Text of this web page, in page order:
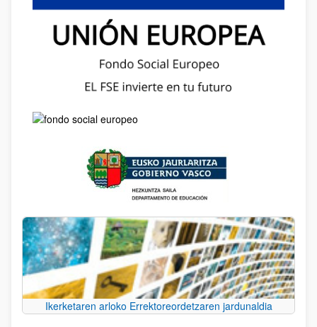
Ikerketaren arloko Errektoreordetzaren jardunaldia